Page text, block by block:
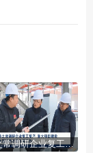
陈之常调研企业复工复产 重大项目建设和园区高质量发展工作